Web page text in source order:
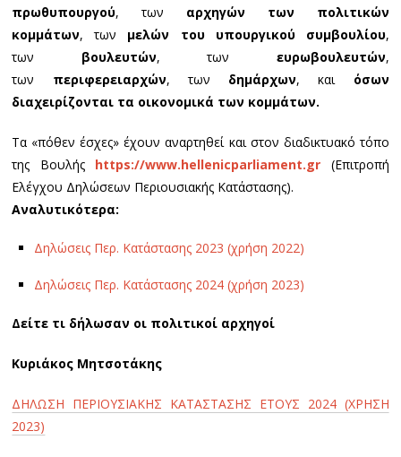
πρωθυπουργού, των αρχηγών των πολιτικών
κομμάτων, των μελών του υπουργικού συμβουλίου,
των βουλευτών, των ευρωβουλευτών,
των περιφερειαρχών, των δημάρχων, και όσων
διαχειρίζονται τα οικονομικά των κομμάτων.
Τα «πόθεν έσχες» έχουν αναρτηθεί και στον διαδικτυακό τόπο
της Βουλής https://www.hellenicparliament.gr (Επιτροπή
Ελέγχου Δηλώσεων Περιουσιακής Κατάστασης).
Αναλυτικότερα:
Δηλώσεις Περ. Κατάστασης 2023 (χρήση 2022)
Δηλώσεις Περ. Κατάστασης 2024 (χρήση 2023)
Δείτε τι δήλωσαν οι πολιτικοί αρχηγοί
Κυριάκος Μητσοτάκης
ΔΗΛΩΣΗ ΠΕΡΙΟΥΣΙΑΚΗΣ ΚΑΤΑΣΤΑΣΗΣ ΕΤΟΥΣ 2024 (ΧΡΗΣΗ
2023)